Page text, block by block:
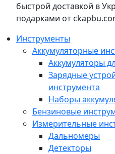
быстрой доставкой в
подарками от
Инструменты
Аккумуляторные
Аккумуляторы
Зарядные
инструмента
Наборы
Бензиновые
Измерительные
Дальномеры
Детекторы